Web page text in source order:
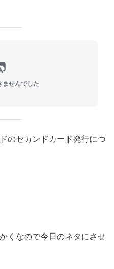
ませんでした
のセカンドカード発行につ
くなので今日のネタにさせ